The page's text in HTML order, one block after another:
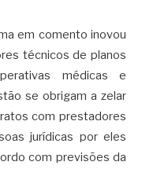
em comento inovou
técnicos de planos
médicas e
se obrigam a zelar
com prestadores
jurídicas por eles
com previsões da